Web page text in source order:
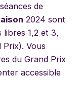
de
2024 sont
1,2 et 3,
Vous
du Grand Prix
accessible